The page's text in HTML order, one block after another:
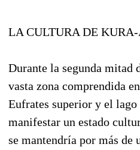
LA CULTURA DE
Durante la segunda
vasta zona comprendida
Eufrates superior y el
manifestar un estado
se mantendría por más de